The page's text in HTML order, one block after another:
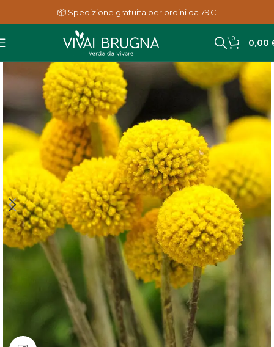
📦 Spedizione gratuita per ordini da 79€
0 0,00